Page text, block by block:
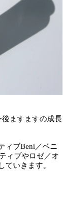
後ますますの成長
ィブBeni／ベニ
ィブやロゼ／オ
ていきます。